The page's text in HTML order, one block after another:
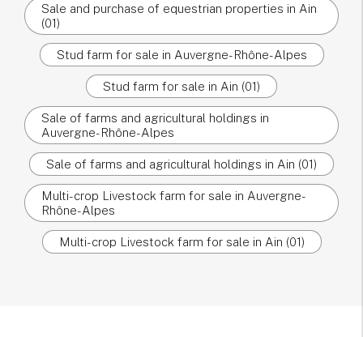
Sale and purchase of equestrian properties in Ain
(01)
Stud farm for sale in Auvergne-Rhône-Alpes
Stud farm for sale in Ain (01)
Sale of farms and agricultural holdings in
Auvergne-Rhône-Alpes
Sale of farms and agricultural holdings in Ain (01)
Multi-crop Livestock farm for sale in Auvergne-
Rhône-Alpes
Multi-crop Livestock farm for sale in Ain (01)